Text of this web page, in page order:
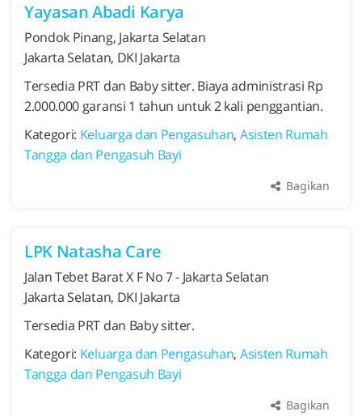
Yayasan Abadi Karya
Pondok Pinang, Jakarta Selatan
Jakarta Selatan, DKI Jakarta
Tersedia PRT dan Baby sitter. Biaya administrasi Rp
2.000.000 garansi 1 tahun untuk 2 kali penggantian.
Kategori: Keluarga dan Pengasuhan, Asisten Rumah
Tangga dan Pengasuh Bayi
Bagikan
LPK Natasha Care
Jalan Tebet Barat X F No 7 - Jakarta Selatan
Jakarta Selatan, DKI Jakarta
Tersedia PRT dan Baby sitter.
Kategori: Keluarga dan Pengasuhan, Asisten Rumah
Tangga dan Pengasuh Bayi
Bagikan